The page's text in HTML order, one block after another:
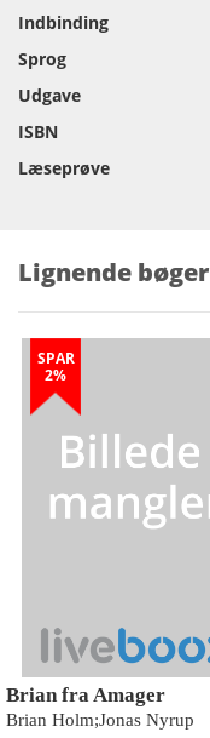
Indbinding
Sprog
Udgave
ISBN
Læseprøve
Lignende bøger
SPAR
2%
Brian fra Amager
Brian Holm;Jonas Nyrup